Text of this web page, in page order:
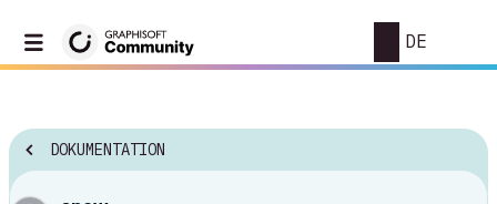
DE
DOKUMENTATION